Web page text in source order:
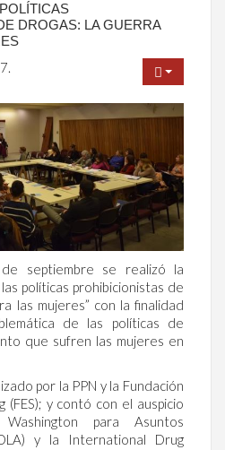
DROGAS: LA GUERRA
septiembre se realizó la
políticas prohibicionistas de
las mujeres” con la finalidad
de las políticas de
que sufren las mujeres en
por la PPN y la Fundación
y contó con el auspicio
para Asuntos
y la International Drug